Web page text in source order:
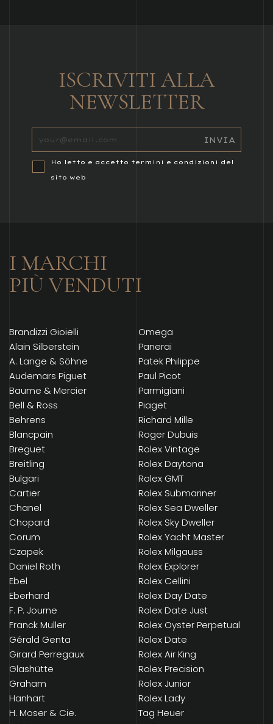
ISCRIVITI ALLA
NEWSLETTER
Ho letto e accetto termini e condizioni del
sito web
I MARCHI
PIÙ VENDUTI
Brandizzi Gioielli
Alain Silberstein
A. Lange & Söhne
Audemars Piguet
Baume & Mercier
Bell & Ross
Behrens
Blancpain
Breguet
Breitling
Bulgari
Cartier
Chanel
Chopard
Corum
Czapek
Daniel Roth
Ebel
Eberhard
F. P. Journe
Franck Muller
Gérald Genta
Girard Perregaux
Glashütte
Graham
Hanhart
H. Moser & Cie.
Omega
Panerai
Patek Philippe
Paul Picot
Parmigiani
Piaget
Richard Mille
Roger Dubuis
Rolex Vintage
Rolex Daytona
Rolex GMT
Rolex Submariner
Rolex Sea Dweller
Rolex Sky Dweller
Rolex Yacht Master
Rolex Milgauss
Rolex Explorer
Rolex Cellini
Rolex Day Date
Rolex Date Just
Rolex Oyster Perpetual
Rolex Date
Rolex Air King
Rolex Precision
Rolex Junior
Rolex Lady
Tag Heuer